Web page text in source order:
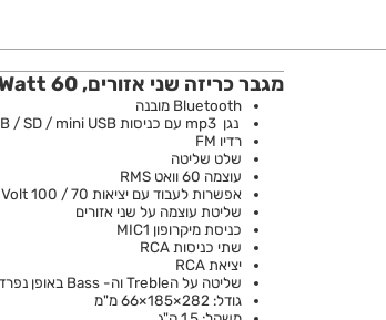
מגבר כריזה שני אזורים, 60 Watt
Bluetooth מובנה
נגן mp3 עם כניסות USB / SD / mini USB
רדיו FM
שלט שליטה
עוצמה 60 וואט RMS
אפשרות לעבוד עם יציאות 70 / 100 Volt או 4~16 Ohm
שליטת עוצמה על שני אזורים
כניסת מיקרופון MIC1
שתי כניסות RCA
יציאת RCA
שליטה על הTreble וה- Bass באופן נפרד